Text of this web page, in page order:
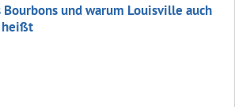
Bourbons und warum Louisville auch
heißt